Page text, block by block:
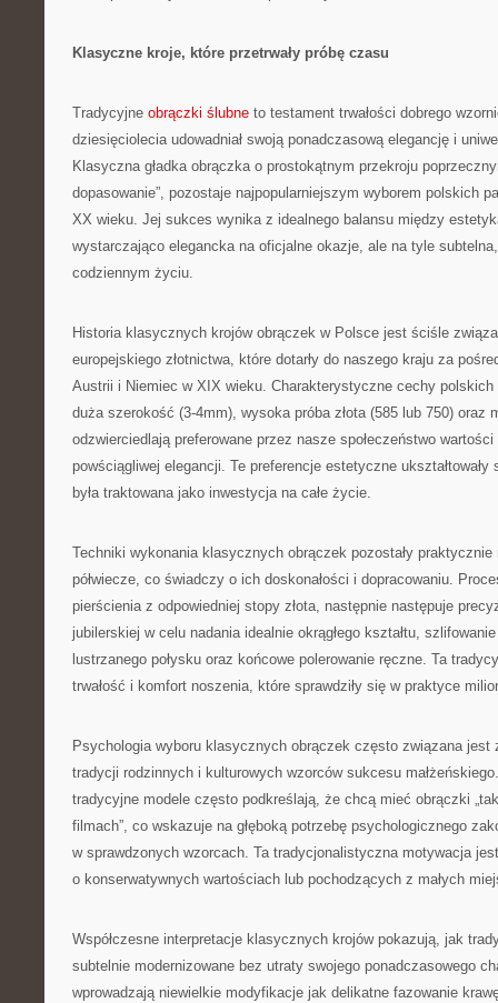
Klasyczne kroje, które przetrwały próbę czasu
Tradycyjne obrączki ślubne to testament trwałości dobrego
dziesięciolecia udowadniał swoją ponadczasową elegancję i
Klasyczna gładka obrączka o prostokątnym przekroju
dopasowanie”, pozostaje najpopularniejszym wyborem polskich
XX wieku. Jej sukces wynika z idealnego balansu między
wystarczająco elegancka na oficjalne okazje, ale na tyle
codziennym życiu.
Historia klasycznych krojów obrączek w Polsce jest ściśle
europejskiego złotnictwa, które dotarły do naszego kraju za
Austrii i Niemiec w XIX wieku. Charakterystyczne cechy
duża szerokość (3-4mm), wysoka próba złota (585 lub 750) oraz
odzwierciedlają preferowane przez nasze społeczeństwo
powściągliwej elegancji. Te preferencje estetyczne
była traktowana jako inwestycja na całe życie.
Techniki wykonania klasycznych obrączek pozostały
półwiecze, co świadczy o ich doskonałości i dopracowaniu.
pierścienia z odpowiedniej stopy złota, następnie następuje
jubilerskiej w celu nadania idealnie okrągłego kształtu,
lustrzanego połysku oraz końcowe polerowanie ręczne. Ta
trwałość i komfort noszenia, które sprawdziły się w praktyce
Psychologia wyboru klasycznych obrączek często związana jest
tradycji rodzinnych i kulturowych wzorców sukcesu
tradycyjne modele często podkreślają, że chcą mieć obrączki
filmach”, co wskazuje na głęboką potrzebę psychologicznego
w sprawdzonych wzorcach. Ta tradycjonalistyczna motywacja
o konserwatywnych wartościach lub pochodzących z małych
Współczesne interpretacje klasycznych krojów pokazują, jak
subtelnie modernizowane bez utraty swojego ponadczasowego
wprowadzają niewielkie modyfikacje jak delikatne fazowanie